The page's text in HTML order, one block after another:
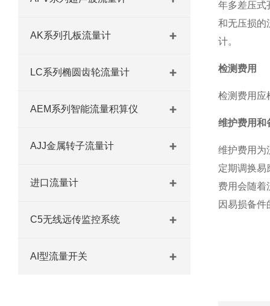
AK系列孔板流量计
LC系列椭圆齿轮流量计
AEM系列智能流量积算仪
AJJ金属转子流量计
进口流量计
C5无线远传监控系统
AI型流量开关
年多差压式
和无压损的
计。
检测费用
检测费用应
维护费用和
维护费用为
定期调换易
费用会随着
因易损备件